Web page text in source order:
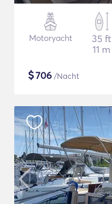
Motoryacht
35 ft
11 m
$706 /Nacht